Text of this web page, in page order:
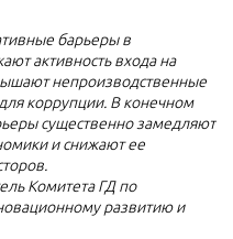
барьеры в
активность входа на
непроизводственные
коррупции. В конечном
существенно замедляют
и снижают ее
Комитета ГД по
развитию и